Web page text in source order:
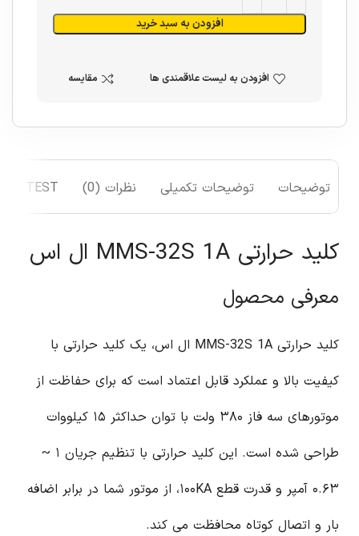
افزودن به سبد خرید
افزودن به لیست علاقمندی ها مقایسه
توضیحات توضیحات تکمیلی نظرات (0) TEST
کلید حرارتی MMS-32S 1A ال اس
معرفی محصول
کلید حرارتی MMS-32S 1A ال اس، یک کلید حرارتی با
کیفیت بالا و عملکرد قابل اعتماد است که برای حفاظت از
موتورهای سه فاز ۳۸۰ ولت با توان حداکثر ۱۵ کیلووات
طراحی شده است. این کلید حرارتی با تنظیم جریان ۱ ~
۰.۶۳ آمپر و قدرت قطع ۱۰۰KA، از موتور شما در برابر اضافه
بار و اتصال کوتاه محافظت می کند.